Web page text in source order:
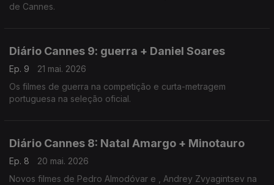
de Cannes.
Diário Cannes 9: guerra + Daniel Soares
Ep. 9
21 mai. 2026
Os filmes de guerra na competição e curta-metragem
portuguesa na seleção oficial.
Diário Cannes 8: Natal Amargo + Minotauro
Ep. 8
20 mai. 2026
Novos filmes de Pedro Almodóvar e , Andrey Zvyagintsev na